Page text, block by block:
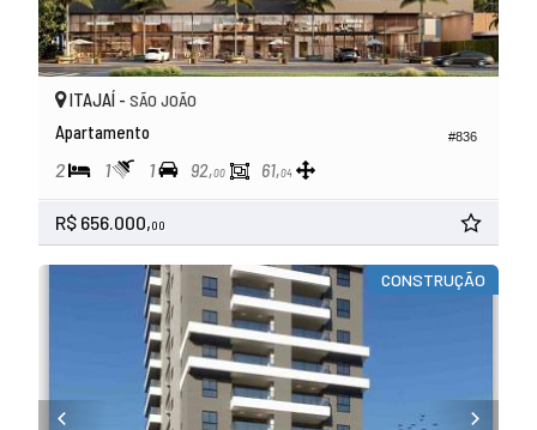
#836
ITAJAÍ - SÃO JOÃO
Apartamento
2 1 1 92,00 61,04
R$ 656.000,00
CONSTRUÇÃO